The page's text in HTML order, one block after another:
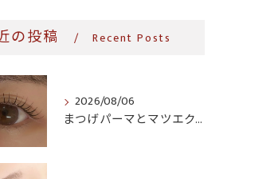
の投稿 Recent Posts
2026/08/06
まつげパーマとマツエク、生活導線に合うのはどっち?時短・継続コストで比較